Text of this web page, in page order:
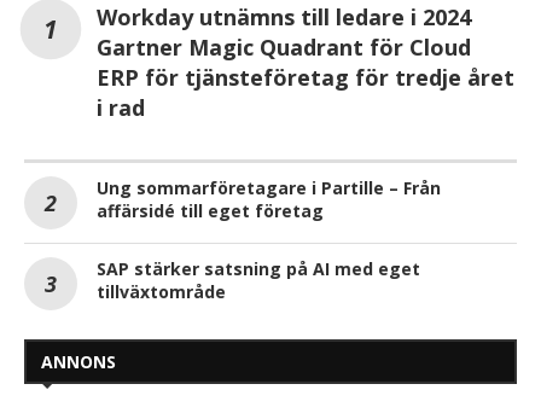
Workday utnämns till ledare i 2024
Gartner Magic Quadrant för Cloud
ERP för tjänsteföretag för tredje året
i rad
Ung sommarföretagare i Partille – Från
affärsidé till eget företag
SAP stärker satsning på AI med eget
tillväxtområde
ANNONS